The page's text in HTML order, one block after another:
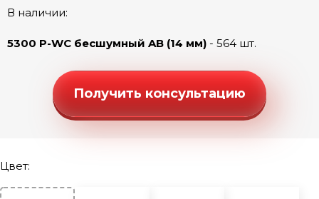
Замки под цилиндр
Сантехнический замок 5300
Сантехнический замок 5300 бесшумный
В наличии:
5300 P-WC бесшумный AB (14 мм) - 564 шт.
Получить консультацию
Цвет: